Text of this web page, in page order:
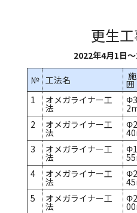
更生
2022年4月1日
№ 工法名 囲
1
オメガライナー工
法
2
オメガライナー工
法
3
オメガライナー工
法
4
オメガライナー工
法
5
オメガライナー工
法